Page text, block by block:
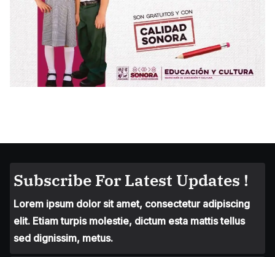
Subscribe For Latest Updates !
Lorem ipsum dolor sit amet, consectetur adipiscing
elit. Etiam turpis molestie, dictum esta mattis tellus
sed dignissim, metus.